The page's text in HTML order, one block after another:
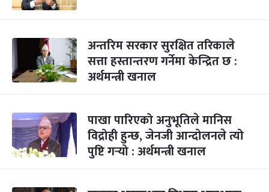
अन्तरिम सरकार सुरक्षित तरिकाले
सत्ता हस्तान्तरण गर्नेमा केन्द्रित छ :
अर्थमन्त्री खनाल
पाखा पारिएको अनुभूतिले मानिस
विद्रोही हुन्छ, जेनजी आन्दोलनले त्यो
पुष्टि गर्‍यो : अर्थमन्त्री खनाल